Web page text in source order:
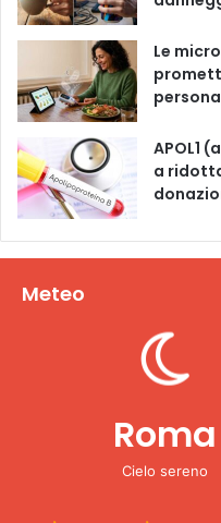
Le
APOL1
a
Meteo
Roma
Cielo sereno